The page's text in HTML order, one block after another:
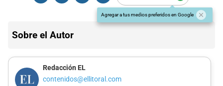
Agregar a tus medios preferidos en Google
Sobre el Autor
Redacción EL
contenidos@ellitoral.com